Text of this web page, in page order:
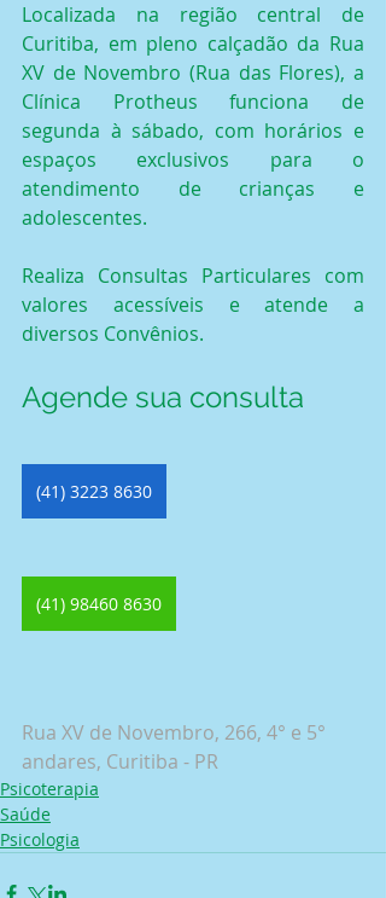
Localizada na região central de
Curitiba, em pleno calçadão da Rua
XV de Novembro (Rua das Flores), a
Clínica Protheus funciona de
segunda à sábado, com horários e
espaços exclusivos para o
atendimento de crianças e
adolescentes.
Realiza Consultas Particulares com
valores acessíveis e atende a
diversos Convênios.
Agende sua consulta
(41) 3223 8630
(41) 98460 8630
Rua XV de Novembro, 266, 4° e 5°
andares, Curitiba - PR
Psicoterapia
Saúde
Psicologia